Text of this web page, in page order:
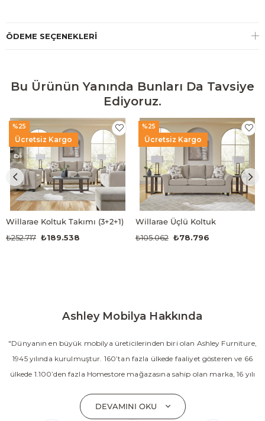
ÖDEME SEÇENEKLERI
Bu Ürünün Yanında Bunları Da Tavsiye
Ediyoruz.
Willarae Koltuk Takımı (3+2+1)
₺189.538
₺252.717
Ücretsiz Kargo
%25
Willarae Üçlü Koltuk
₺78.796
₺105.062
Ücretsiz Kargo
%25
Ashley Mobilya Hakkında
"Dünyanın en büyük mobilya üreticilerinden biri olan Ashley Furniture,
1945 yılında kurulmuştur. 160’tan fazla ülkede faaliyet gösteren ve 66
ülkede 1.100’den fazla Homestore mağazasına sahip olan marka, 16 yılı
yatak odası, oturma odası, yemek odası, home ofis ve ev dekorasyon
DEVAMINI OKU